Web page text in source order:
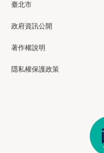
臺北市
政府資訊公開
著作權說明
隱私權保護政策